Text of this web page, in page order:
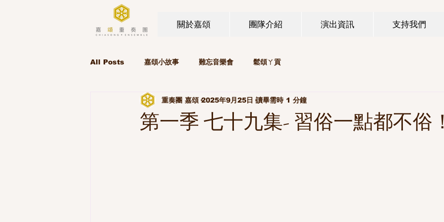
關於嘉頌 團隊介紹 演出資訊 支持我們
All Posts 嘉頌小故事 難忘音樂會 鬆頌ㄚ貢
第一季 七十九集- 習俗一點都不俗！
重奏團 嘉頌 2025年9月25日 讀畢需時 1 分鐘